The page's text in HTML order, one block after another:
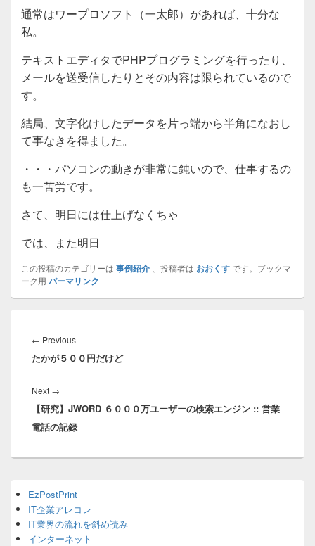
通常はワープロソフト（一太郎）があれば、十分な
私。
テキストエディタでPHPプログラミングを行ったり、
メールを送受信したりとその内容は限られているので
す。
結局、文字化けしたデータを片っ端から半角になおし
て事なきを得ました。
・・・パソコンの動きが非常に鈍いので、仕事するの
も一苦労です。
さて、明日には仕上げなくちゃ
では、また明日
この投稿のカテゴリーは 事例紹介 、投稿者は おおくすです。ブックマ
ーク用 パーマリンク
稿
ナ
ゲ
ー
シ
ョ
← PreviousPrevious
post:
たかが５００円だけど
Next →
post:
【研究】JWORD ６０００万ユーザーの検索エンジン :: 営業
電話の記録
Sidebar
Widget
Area
EzPostPrint
IT企業アレコレ
IT業界の流れを斜め読み
インターネット